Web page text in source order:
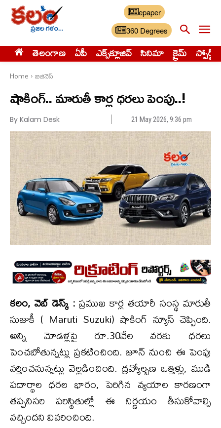
epaper
360 Degrees
తెలంగాణ ఏపీ ఎక్స్‌క్లూజివ్‌ సినిమా క్రైమ్ స్పోర్ట్స్
Home బిజినెస్
షాకింగ్.. మారుతీ కార్ల ధరలు పెంపు..!
By Kalam Desk 21 May 2026, 9:36 pm
కలం, వెబ్ డెస్క్ :ప్రముఖ కార్ల తయారీ సంస్థ మారుతీ
సుజుకీ ( Maruti Suzuki) షాకింగ్ న్యూస్ చెప్పింది.
అన్ని మోడళ్లపై రూ.30వేల వరకు ధరలు
పెంచబోతున్నట్లు ప్రకటించింది. జూన్ నుంచి ఈ పెంపు
వర్తించనున్నట్లు వెల్లడించింది. ద్రవ్యోల్బణ ఒత్తిళ్లు, ముడి
పదార్థాల ధరల భారం, పెరిగిన వ్యయాల కారణంగా
తప్పనిసరి పరిస్థితుల్లో ఈ నిర్ణయం తీసుకోవాల్సి
వచ్చిందని వివరించింది.